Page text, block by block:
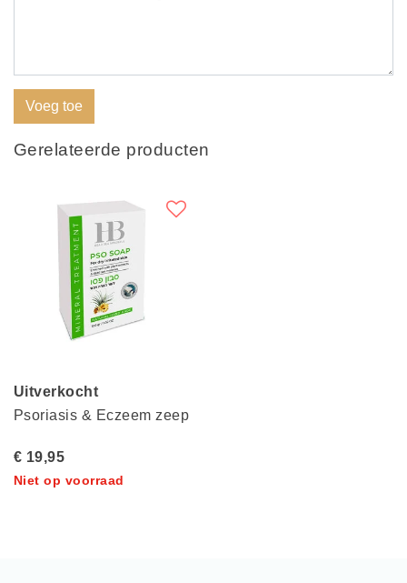
Voeg toe
Gerelateerde producten
Uitverkocht
Psoriasis & Eczeem zeep
€ 19,95
Niet op voorraad